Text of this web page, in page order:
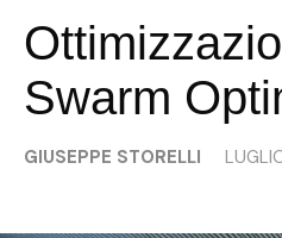
Swarm
GIUSEPPE STORELLI